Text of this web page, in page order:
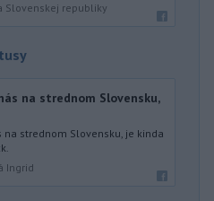
Slovenskej republiky
na strednom Slovensku,
na strednom Slovensku, je kinda
Ingrid